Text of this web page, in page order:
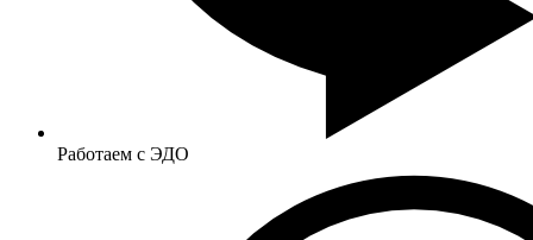
Работаем с ЭДО